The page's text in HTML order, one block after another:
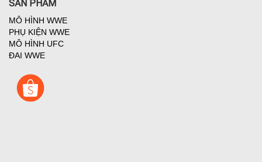
SẢN PHẨM
MÔ HÌNH WWE
PHỤ KIỆN WWE
MÔ HÌNH UFC
ĐAI WWE